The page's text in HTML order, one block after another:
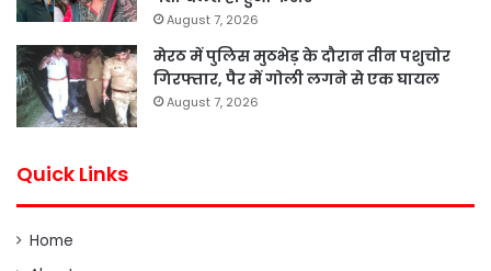
August 7, 2026
मेरठ में पुलिस मुठभेड़ के दौरान तीन पशुचोर
गिरफ्तार, पैर में गोली लगने से एक घायल
August 7, 2026
Quick Links
Home